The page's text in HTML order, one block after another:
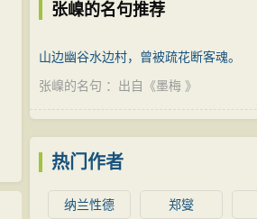
张嵲的名句推荐
山边幽谷水边村，曾被疏花断客魂。
张嵲的名句 ：出自《墨梅 》
热门作者
纳兰性德 郑燮